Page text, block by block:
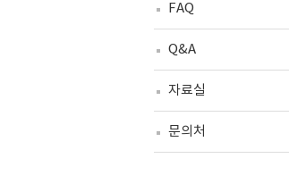
FAQ
Q&A
자료실
문의처